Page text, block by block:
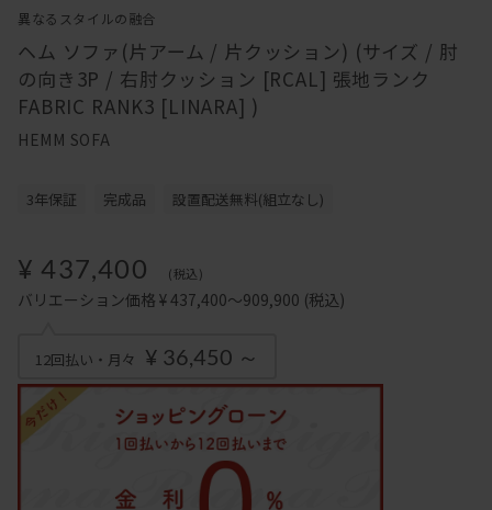
異なるスタイルの融合
ヘム ソファ(片アーム / 片クッション) (サイズ / 肘
の向き3P / 右肘クッション [RCAL] 張地ランク
FABRIC RANK3 [LINARA] )
HEMM SOFA
3年保証 完成品 設置配送無料(組立なし)
¥ 437,400 (税込)
バリエーション価格 ¥ 437,400～909,900 (税込)
12回払い・月々 ¥ 36,450 ～